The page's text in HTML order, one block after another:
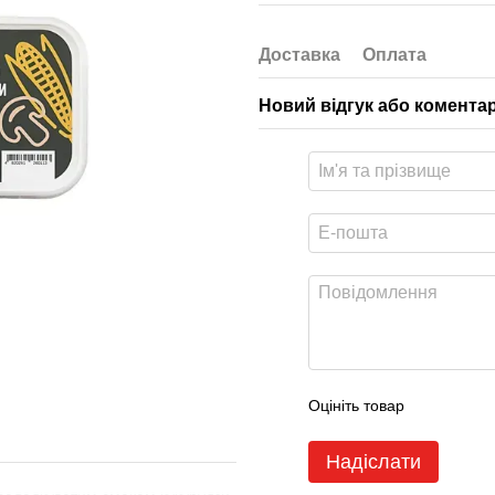
Доставка Оплата
Новий відгук або
Оцініть товар
Надіслати